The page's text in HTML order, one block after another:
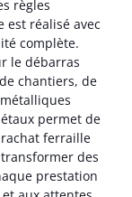
règles
est réalisé avec
complète.
le débarras
chantiers, de
permet de
ferraille
des
prestation